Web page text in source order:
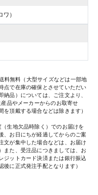
）
料無料（大型サイズなどは一部地
点で在庫の確保とさせていただい
品）については、ご注文より、
品やメーカーからのお取寄せ
頂戴する場合などは除きます）
生地欠品時除く）でのお届けを
お日にちが経過してからのご案
文が集中した場合などは、お届け
また、受注品につきましては、お
ジットカード決済または銀行振込
に正式発注手配となります）